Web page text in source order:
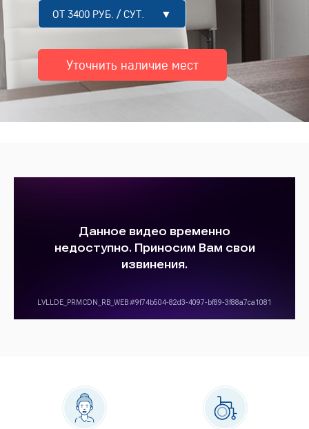
ОТ 3400 РУБ. / СУТ. ▼
Уточнить наличие мест